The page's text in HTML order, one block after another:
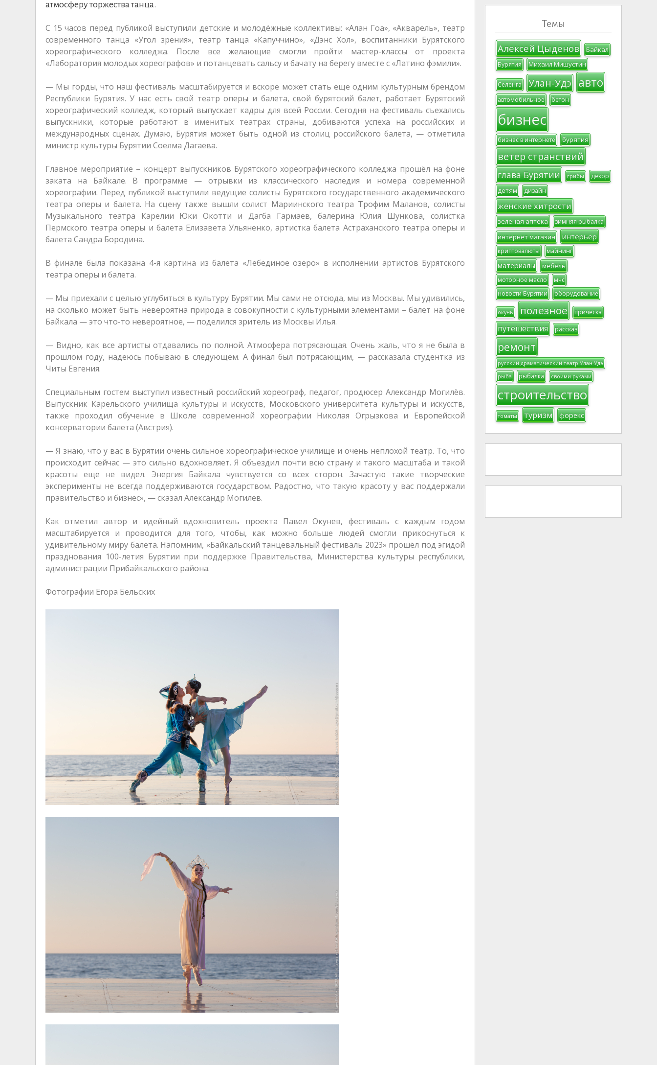
атмосферу торжества танца.
С 15 часов перед публикой выступили детские и молодёжные коллективы: «Алан Гоа», «Акварель», театр
современного танца «Угол зрения», театр танца «Капуччино», «Дэнс Хол», воспитанники Бурятского
хореографического колледжа. После все желающие смогли пройти мастер-классы от проекта
«Лаборатория молодых хореографов» и потанцевать сальсу и бачату на берегу вместе с «Латино фэмили».
— Мы горды, что наш фестиваль масштабируется и вскоре может стать еще одним культурным брендом
Республики Бурятия. У нас есть свой театр оперы и балета, свой бурятский балет, работает Бурятский
хореографический колледж, который выпускает кадры для всей России. Сегодня на фестиваль съехались
выпускники, которые работают в именитых театрах страны, добиваются успеха на российских и
международных сценах. Думаю, Бурятия может быть одной из столиц российского балета, — отметила
министр культуры Бурятии Соелма Дагаева.
Главное мероприятие – концерт выпускников Бурятского хореографического колледжа прошёл на фоне
заката на Байкале. В программе — отрывки из классического наследия и номера современной
хореографии. Перед публикой выступили ведущие солисты Бурятского государственного академического
театра оперы и балета. На сцену также вышли солист Мариинского театра Трофим Маланов, солисты
Музыкального театра Карелии Юки Окотти и Дагба Гармаев, балерина Юлия Шункова, солистка
Пермского театра оперы и балета Елизавета Ульяненко, артистка балета Астраханского театра оперы и
балета Сандра Бородина.
В финале была показана 4-я картина из балета «Лебединое озеро» в исполнении артистов Бурятского
театра оперы и балета.
— Мы приехали с целью углубиться в культуру Бурятии. Мы сами не отсюда, мы из Москвы. Мы удивились,
на сколько может быть невероятна природа в совокупности с культурными элементами – балет на фоне
Байкала — это что-то невероятное, — поделился зритель из Москвы Илья.
— Видно, как все артисты отдавались по полной. Атмосфера потрясающая. Очень жаль, что я не была в
прошлом году, надеюсь побываю в следующем. А финал был потрясающим, — рассказала студентка из
Читы Евгения.
Специальным гостем выступил известный российский хореограф, педагог, продюсер Александр Могилёв.
Выпускник Карельского училища культуры и искусств, Московского университета культуры и искусств,
также проходил обучение в Школе современной хореографии Николая Огрызкова и Европейской
консерватории балета (Австрия).
— Я знаю, что у вас в Бурятии очень сильное хореографическое училище и очень неплохой театр. То, что
происходит сейчас — это сильно вдохновляет. Я объездил почти всю страну и такого масштаба и такой
красоты еще не видел. Энергия Байкала чувствуется со всех сторон. Зачастую такие творческие
эксперименты не всегда поддерживаются государством. Радостно, что такую красоту у вас поддержали
правительство и бизнес», — сказал Александр Могилев.
Как отметил автор и идейный вдохновитель проекта Павел Окунев, фестиваль с каждым годом
масштабируется и проводится для того, чтобы, как можно больше людей смогли прикоснуться к
удивительному миру балета. Напомним, «Байкальский танцевальный фестиваль 2023» прошёл под эгидой
празднования 100-летия Бурятии при поддержке Правительства, Министерства культуры республики,
администрации Прибайкальского района.
Фотографии Егора Бельских
Темы
Алексей Цыденов Байкал
Бурятия Михаил Мишустин
Селенга Улан-Удэ авто
автомобильное бетон
бизнес
бизнес в интернете бурятия
ветер странствий
глава Бурятии грибы декор
детям дизайн
женские хитрости
зеленая аптека зимняя рыбалка
интернет магазин интерьер
криптовалюты майнинг
материалы мебель
моторное масло
мчс
новости Бурятии
оборудование
окунь полезное прическа
путешествия рассказ
ремонт
русский драматический театр Улан-Удэ
рыба
рыбалка своими руками
строительство
томаты туризм форекс